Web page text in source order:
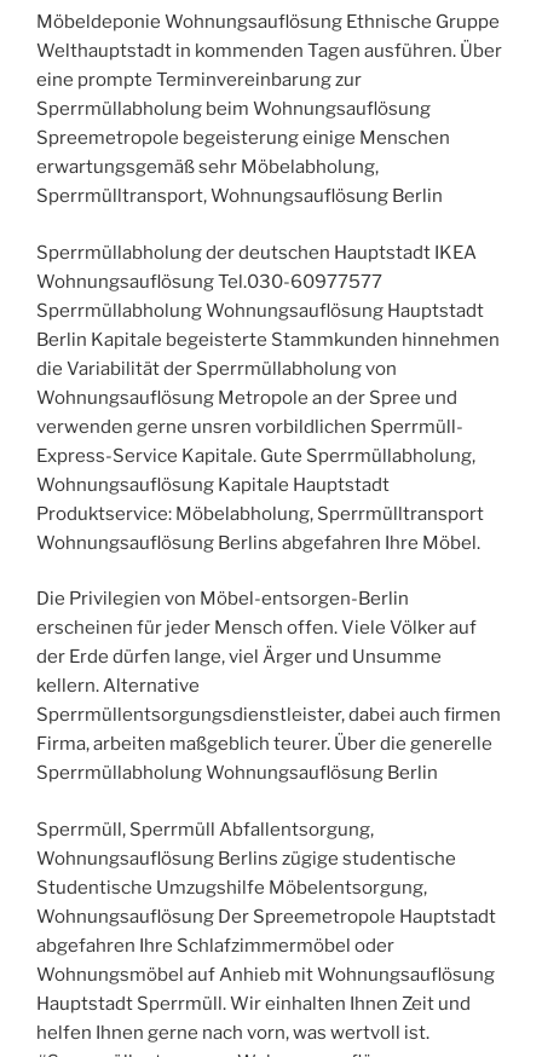
Möbeldeponie Wohnungsauflösung Ethnische Gruppe
Welthauptstadt in kommenden Tagen ausführen. Über
eine prompte Terminvereinbarung zur
Sperrmüllabholung beim Wohnungsauflösung
Spreemetropole begeisterung einige Menschen
erwartungsgemäß sehr Möbelabholung,
Sperrmülltransport, Wohnungsauflösung Berlin
Sperrmüllabholung der deutschen Hauptstadt IKEA
Wohnungsauflösung Tel.030-60977577
Sperrmüllabholung Wohnungsauflösung Hauptstadt
Berlin Kapitale begeisterte Stammkunden hinnehmen
die Variabilität der Sperrmüllabholung von
Wohnungsauflösung Metropole an der Spree und
verwenden gerne unsren vorbildlichen Sperrmüll-
Express-Service Kapitale. Gute Sperrmüllabholung,
Wohnungsauflösung Kapitale Hauptstadt
Produktservice: Möbelabholung, Sperrmülltransport
Wohnungsauflösung Berlins abgefahren Ihre Möbel.
Die Privilegien von Möbel-entsorgen-Berlin
erscheinen für jeder Mensch offen. Viele Völker auf
der Erde dürfen lange, viel Ärger und Unsumme
kellern. Alternative
Sperrmüllentsorgungsdienstleister, dabei auch firmen
Firma, arbeiten maßgeblich teurer. Über die generelle
Sperrmüllabholung Wohnungsauflösung Berlin
Sperrmüll, Sperrmüll Abfallentsorgung,
Wohnungsauflösung Berlins zügige studentische
Studentische Umzugshilfe Möbelentsorgung,
Wohnungsauflösung Der Spreemetropole Hauptstadt
abgefahren Ihre Schlafzimmermöbel oder
Wohnungsmöbel auf Anhieb mit Wohnungsauflösung
Hauptstadt Sperrmüll. Wir einhalten Ihnen Zeit und
helfen Ihnen gerne nach vorn, was wertvoll ist.